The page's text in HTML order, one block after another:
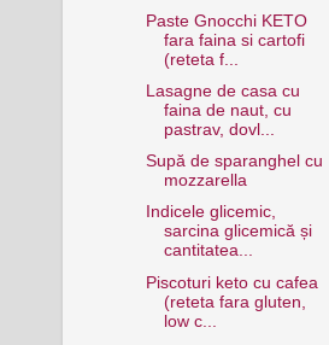
Paste Gnocchi KETO
fara faina si cartofi
(reteta f...
Lasagne de casa cu
faina de naut, cu
pastrav, dovl...
Supă de sparanghel cu
mozzarella
Indicele glicemic,
sarcina glicemică și
cantitatea...
Piscoturi keto cu cafea
(reteta fara gluten,
low c...